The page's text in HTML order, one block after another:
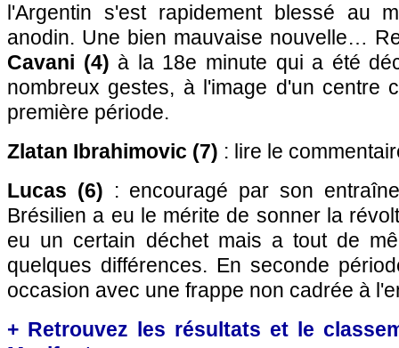
l'Argentin s'est rapidement blessé au
anodin. Une bien mauvaise nouvelle…
Cavani (4) à la 18e minute qui a été
nombreux gestes, à l'image d'un centre
première période.
Zlatan Ibrahimovic (7) : lire le
Lucas (6) : encouragé par son
Brésilien a eu le mérite de sonner la
eu un certain déchet mais a tout de
quelques différences. En seconde
occasion avec une frappe non cadrée à
+ Retrouvez les résultats et le